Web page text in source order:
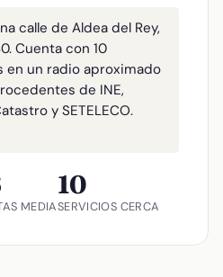
calle de Aldea del Rey,
Cuenta con 10
en un radio aproximado
de INE,
y SETELECO.
MEDIA
10
SERVICIOS CERCA